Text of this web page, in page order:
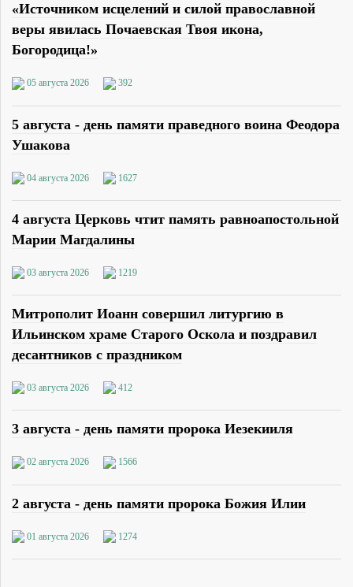
«Источником исцелений и силой православной
веры явилась Почаевская Твоя икона,
Богородица!»
05 августа 2026 392
5 августа - день памяти праведного воина Феодора
Ушакова
04 августа 2026 1627
4 августа Церковь чтит память равноапостольной
Марии Магдалины
03 августа 2026 1219
Митрополит Иоанн совершил литургию в
Ильинском храме Старого Оскола и поздравил
десантников с праздником
03 августа 2026 412
3 августа - день памяти пророка Иезекииля
02 августа 2026 1566
2 августа - день памяти пророка Божия Илии
01 августа 2026 1274